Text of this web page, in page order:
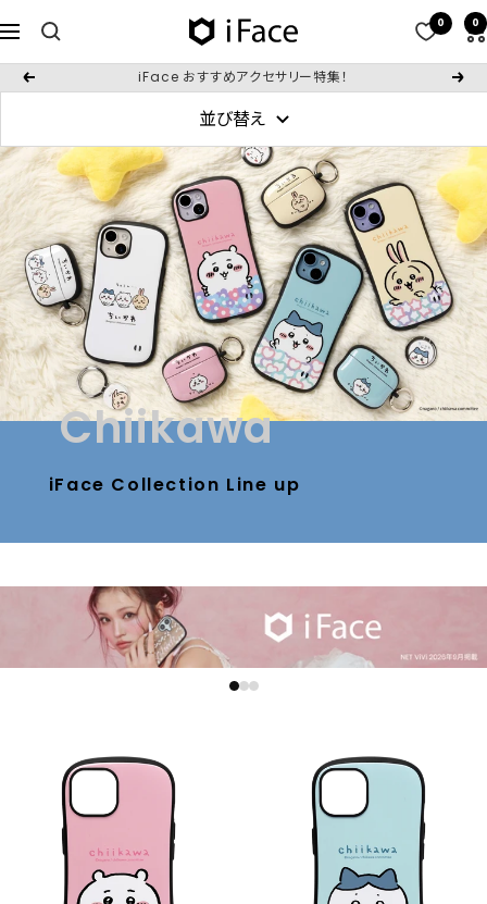
ン
へ
ス
キ
ッ
プ
ナ
ビ
ゲ
シ
ョ
ン
iFace
日
本
公
式
サ
イ
ト
0 0
戻
iFace おすすめアクセサリー特集！
次
並び替え
Chiikawa
iFace Collection Line up